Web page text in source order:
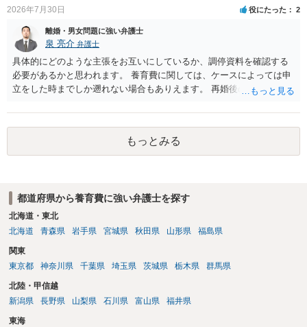
2026年7月30日 役にたった 2
離婚・男女問題に強い弁護士
泉 亮介 弁護士
具体的にどのような主張をお互いにしているか、調停資料を確認する
必要があるかと思われます。 養育費に関しては、ケースによっては申
立をした時までしか遡れない場合もありえます。 再婚後の相手方の行
養育費に関するやりとり等があればそちらについても確認する必要が
あるでしょう。 公開相談の場での回答よりも個別に弁護士にご相談さ
れることをお勧めいたします。もっとみる
都道府県から養育費に強い弁護士を探す
北海道・東北
北海道
青森県 岩手県 宮城県 秋田県 山形県 福島県
関東
東京都
神奈川県 千葉県 埼玉県 茨城県 栃木県 群馬県
北陸・甲信越
新潟県
長野県 山梨県 石川県 富山県 福井県
東海